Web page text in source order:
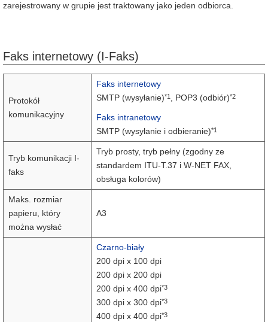
zarejestrowany w grupie jest traktowany jako jeden odbiorca.
Faks internetowy (I-Faks)
Protokół
komunikacyjny
Faks internetowy
SMTP (wysyłanie)*1 , POP3 (odbiór)*2
Faks intranetowy
SMTP (wysyłanie i odbieranie)*1
Tryb komunikacji I-
faks
Tryb prosty, tryb pełny (zgodny ze
standardem ITU-T.37 i W-NET FAX,
obsługa kolorów)
Maks. rozmiar
papieru, który
można wysłać
A3
Czarno-biały
200 dpi x 100 dpi
200 dpi x 200 dpi
200 dpi x 400 dpi*3
300 dpi x 300 dpi*3
400 dpi x 400 dpi*3